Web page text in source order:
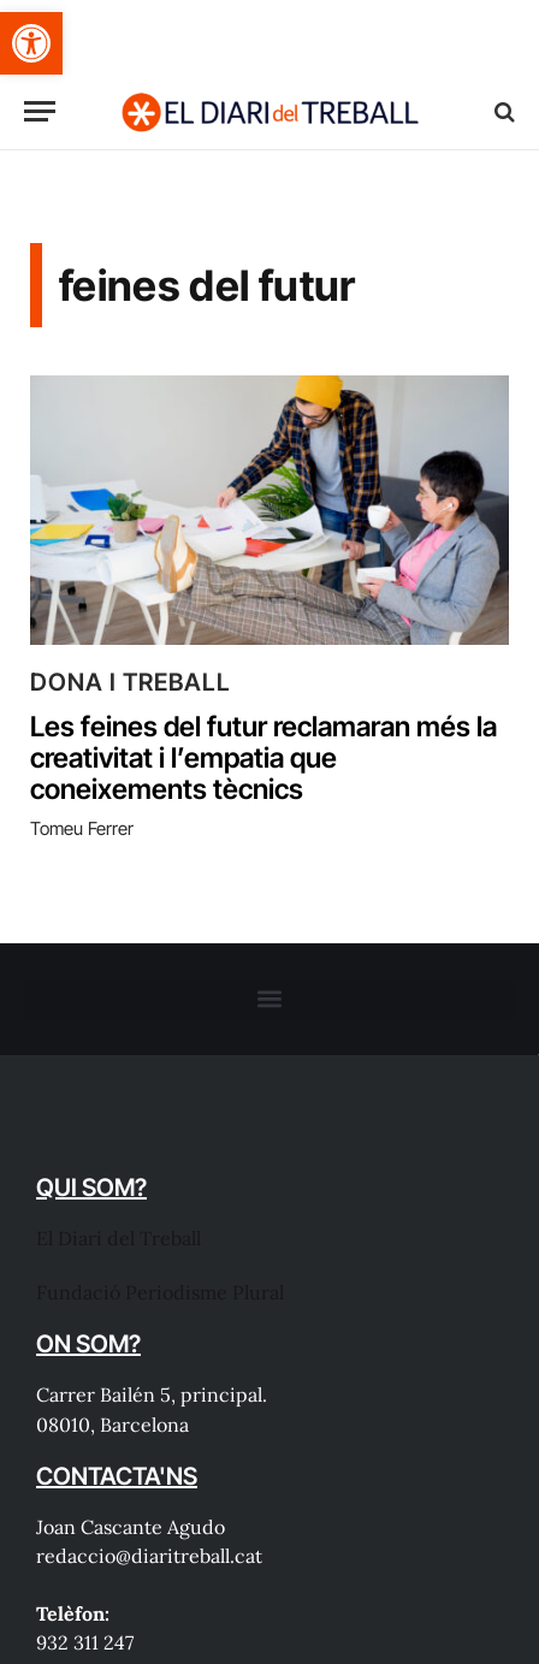
Obre la barra d'eines
feines del futur
DONA I TREBALL
Les feines del futur reclamaran més la
creativitat i l’empatia que
coneixements tècnics
Tomeu Ferrer
QUI SOM?
ON SOM?
Carrer Bailén 5, principal.
08010, Barcelona
CONTACTA'NS
Joan Cascante Agudo
redaccio@diaritreball.cat
Telèfon:
932 311 247